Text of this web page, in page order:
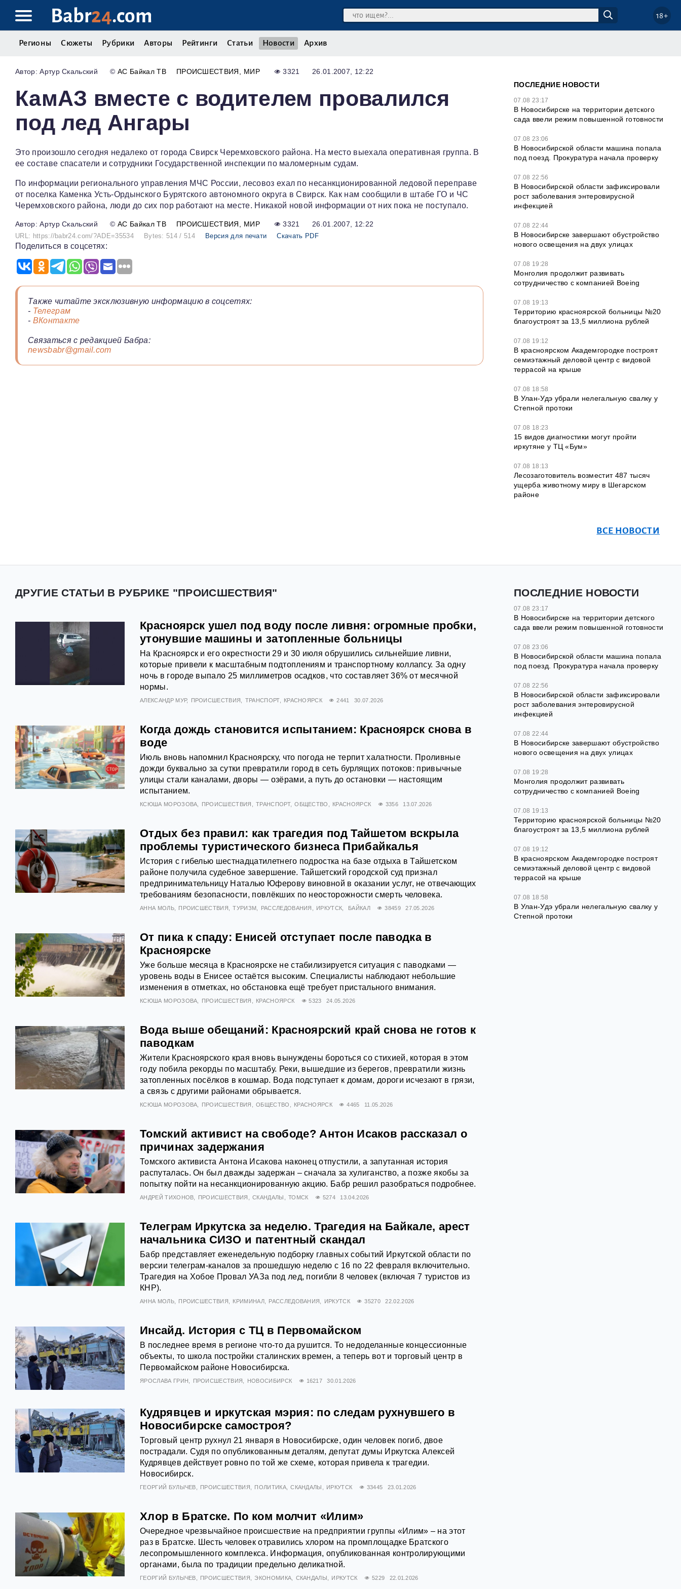
Babr24.com 18+
Регионы Сюжеты Рубрики Авторы Рейтинги Статьи Новости Архив
Артур Скальский ©АС Байкал ТВ ПРОИСШЕСТВИЯ МИР 3321 26.01.2007, 12:22
КамАЗ вместе с водителем провалился
под лед Ангары
Это произошло сегодня недалеко от города Свирск Черемховского района. На место выехала оперативная группа. В
ее составе спасатели и сотрудники Государственной инспекции по маломерным судам.
По информации регионального управления МЧС России, лесовоз ехал по несанкционированной ледовой переправе
от поселка Каменка Усть-Ордынского Бурятского автономного округа в Свирск. Как нам сообщили в штабе ГО и ЧС
Черемховского района, люди до сих пор работают на месте. Никакой новой информации от них пока не поступало.
Артур Скальский ©АС Байкал ТВ ПРОИСШЕСТВИЯ МИР 3321 26.01.2007, 12:22
URL: https://babr24.com/?ADE=35534 Bytes: 514 / 514 Версия для печати Скачать PDF
Поделиться в соцсетях:
Также читайте эксклюзивную информацию в соцсетях:
- Телеграм
- ВКонтакте
Связаться с редакцией Бабра:
newsbabr@gmail.com
ПОСЛЕДНИЕ НОВОСТИ
07.08 23:17
В Новосибирске на территории детского
сада ввели режим повышенной готовности
07.08 23:06
В Новосибирской области машина попала
под поезд. Прокуратура начала проверку
07.08 22:56
В Новосибирской области зафиксировали
рост заболевания энтеровирусной
инфекцией
07.08 22:44
В Новосибирске завершают обустройство
нового освещения на двух улицах
07.08 19:28
Монголия продолжит развивать
сотрудничество с компанией Boeing
07.08 19:13
Территорию красноярской больницы №20
благоустроят за 13,5 миллиона рублей
07.08 19:12
В красноярском Академгородке построят
семиэтажный деловой центр с видовой
террасой на крыше
07.08 18:58
В Улан-Удэ убрали нелегальную свалку у
Степной протоки
07.08 18:23
15 видов диагностики могут пройти
иркутяне у ТЦ «Бум»
07.08 18:13
Лесозаготовитель возместит 487 тысяч
ущерба животному миру в Шегарском
районе
ВСЕ НОВОСТИ
ДРУГИЕ СТАТЬИ В РУБРИКЕ "ПРОИСШЕСТВИЯ"
Красноярск ушел под воду после ливня: огромные пробки,
утонувшие машины и затопленные больницы
На Красноярск и его окрестности 29 и 30 июля обрушились сильнейшие ливни,
которые привели к масштабным подтоплениям и транспортному коллапсу. За одну
ночь в городе выпало 25 миллиметров осадков, что составляет 36% от месячной
нормы.
АЛЕКСАНДР МУР ПРОИСШЕСТВИЯ ТРАНСПОРТ КРАСНОЯРСК 2441 30.07.2026
Когда дождь становится испытанием: Красноярск снова в
воде
Июль вновь напомнил Красноярску, что погода не терпит халатности. Проливные
дожди буквально за сутки превратили город в сеть бурлящих потоков: привычные
улицы стали каналами, дворы — озёрами, а путь до остановки — настоящим
испытанием.
КСЮША МОРОЗОВА ПРОИСШЕСТВИЯ ТРАНСПОРТ ОБЩЕСТВО КРАСНОЯРСК 3356 13.07.2026
Отдых без правил: как трагедия под Тайшетом вскрыла
проблемы туристического бизнеса Прибайкалья
История с гибелью шестнадцатилетнего подростка на базе отдыха в Тайшетском
районе получила судебное завершение. Тайшетский городской суд признал
предпринимательницу Наталью Юферову виновной в оказании услуг, не отвечающих
требованиям безопасности, повлёкших по неосторожности смерть человека.
АННА МОЛЬ ПРОИСШЕСТВИЯ ТУРИЗМ РАССЛЕДОВАНИЯ ИРКУТСК БАЙКАЛ 38459 27.05.2026
От пика к спаду: Енисей отступает после паводка в
Красноярске
Уже больше месяца в Красноярске не стабилизируется ситуация с паводками —
уровень воды в Енисее остаётся высоким. Специалисты наблюдают небольшие
изменения в отметках, но обстановка ещё требует пристального внимания.
КСЮША МОРОЗОВА ПРОИСШЕСТВИЯ КРАСНОЯРСК 5323 24.05.2026
Вода выше обещаний: Красноярский край снова не готов к
паводкам
Жители Красноярского края вновь вынуждены бороться со стихией, которая в этом
году побила рекорды по масштабу. Реки, вышедшие из берегов, превратили жизнь
затопленных посёлков в кошмар. Вода подступает к домам, дороги исчезают в грязи,
а связь с другими районами обрывается.
КСЮША МОРОЗОВА ПРОИСШЕСТВИЯ ОБЩЕСТВО КРАСНОЯРСК 4465 11.05.2026
Томский активист на свободе? Антон Исаков рассказал о
причинах задержания
Томского активиста Антона Исакова наконец отпустили, а запутанная история
распуталась. Он был дважды задержан – сначала за хулиганство, а позже якобы за
попытку пойти на несанкционированную акцию. Бабр решил разобраться подробнее.
АНДРЕЙ ТИХОНОВ ПРОИСШЕСТВИЯ СКАНДАЛЫ ТОМСК 5274 13.04.2026
Телеграм Иркутска за неделю. Трагедия на Байкале, арест
начальника СИЗО и патентный скандал
Бабр представляет еженедельную подборку главных событий Иркутской области по
версии телеграм-каналов за прошедшую неделю с 16 по 22 февраля включительно.
Трагедия на Хобое Провал УАЗа под лед, погибли 8 человек (включая 7 туристов из
КНР).
АННА МОЛЬ ПРОИСШЕСТВИЯ КРИМИНАЛ РАССЛЕДОВАНИЯ ИРКУТСК 35270 22.02.2026
Инсайд. История с ТЦ в Первомайском
В последнее время в регионе что-то да рушится. То недоделанные концессионные
объекты, то школа постройки сталинских времен, а теперь вот и торговый центр в
Первомайском районе Новосибирска.
ЯРОСЛАВА ГРИН ПРОИСШЕСТВИЯ НОВОСИБИРСК 16217 30.01.2026
Кудрявцев и иркутская мэрия: по следам рухнувшего в
Новосибирске самостроя?
Торговый центр рухнул 21 января в Новосибирске, один человек погиб, двое
пострадали. Судя по опубликованным деталям, депутат думы Иркутска Алексей
Кудрявцев действует ровно по той же схеме, которая привела к трагедии.
Новосибирск.
ГЕОРГИЙ БУЛЫЧЕВ ПРОИСШЕСТВИЯ ПОЛИТИКА СКАНДАЛЫ ИРКУТСК 33445 23.01.2026
Хлор в Братске. По ком молчит «Илим»
Очередное чрезвычайное происшествие на предприятии группы «Илим» – на этот
раз в Братске. Шесть человек отравились хлором на промплощадке Братского
лесопромышленного комплекса. Информация, опубликованная контролирующими
органами, была по традиции предельно деликатной.
ГЕОРГИЙ БУЛЫЧЕВ ПРОИСШЕСТВИЯ ЭКОНОМИКА СКАНДАЛЫ ИРКУТСК 5229 22.01.2026
ПОСЛЕДНИЕ НОВОСТИ
07.08 23:17
В Новосибирске на территории детского
сада ввели режим повышенной готовности
07.08 23:06
В Новосибирской области машина попала
под поезд. Прокуратура начала проверку
07.08 22:56
В Новосибирской области зафиксировали
рост заболевания энтеровирусной
инфекцией
07.08 22:44
В Новосибирске завершают обустройство
нового освещения на двух улицах
07.08 19:28
Монголия продолжит развивать
сотрудничество с компанией Boeing
07.08 19:13
Территорию красноярской больницы №20
благоустроят за 13,5 миллиона рублей
07.08 19:12
В красноярском Академгородке построят
семиэтажный деловой центр с видовой
террасой на крыше
07.08 18:58
В Улан-Удэ убрали нелегальную свалку у
Степной протоки